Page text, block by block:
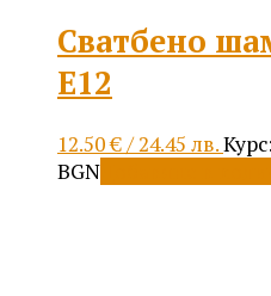
Сватбено
E12
12.50€/ 24.45 лв.
BGN